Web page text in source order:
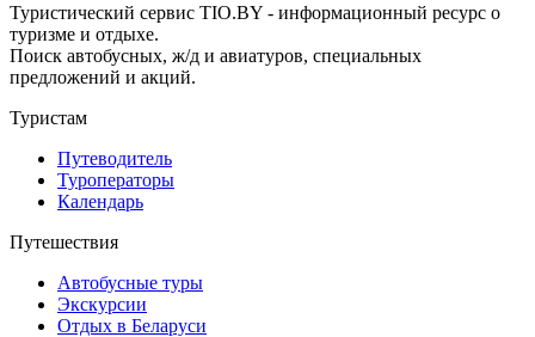
Туристический сервис TIO.BY - информационный ресурс о
туризме и отдыхе.
Поиск автобусных, ж/д и авиатуров, специальных
предложений и акций.
Туристам
Путеводитель
Туроператоры
Календарь
Путешествия
Автобусные туры
Экскурсии
Отдых в Беларуси